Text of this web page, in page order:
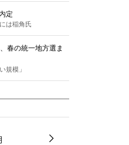
定
は稲角氏
春の統一地方選ま
規模」